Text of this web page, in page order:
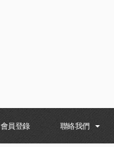
會員登錄 聯絡我們